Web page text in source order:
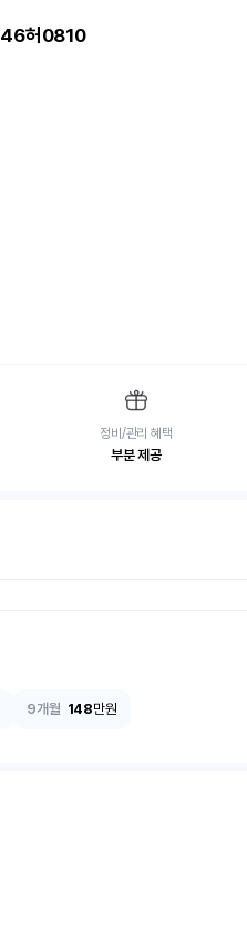
46허0810
정비/관리 혜택
부분 제공
9개월 148만원